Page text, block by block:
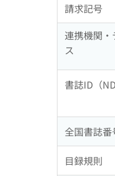
請求記号
連携機関
ス
書誌ID（
全国書誌番
目録規則